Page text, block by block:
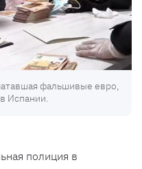
фальшивые евро,
Испании.
полиция в